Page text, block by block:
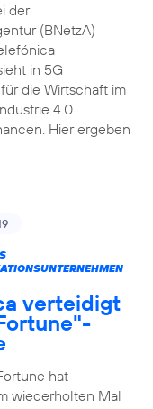
der
(BNetzA)
in 5G
die Wirtschaft im
4.0
Hier ergeben
verteidigt
hat
wiederholten Mal